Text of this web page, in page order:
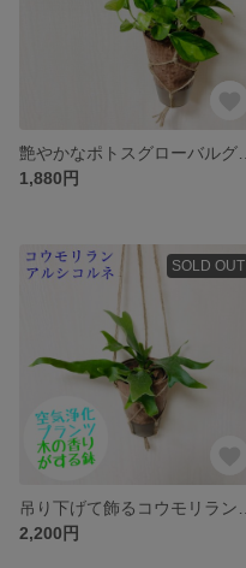
1,880円
SOLD OUT
2,200円